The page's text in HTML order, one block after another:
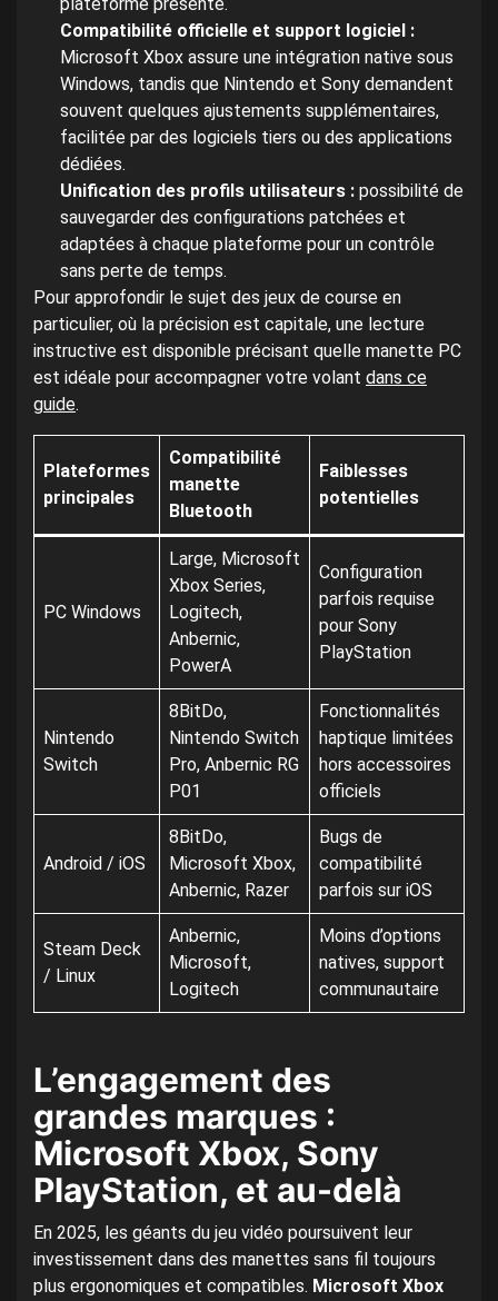
Compatibilité officielle et support logiciel :
Microsoft Xbox assure une intégration native sous
Windows, tandis que Nintendo et Sony demandent
souvent quelques ajustements supplémentaires,
facilitée par des logiciels tiers ou des applications
dédiées.
Unification des profils utilisateurs : possibilité de
sauvegarder des configurations patchées et
adaptées à chaque plateforme pour un contrôle
sans perte de temps.
Pour approfondir le sujet des jeux de course en
particulier, où la précision est capitale, une lecture
instructive est disponible précisant quelle manette PC
est idéale pour accompagner votre volant dans ce
guide.
Plateformes
principales
Compatibilité
manette
Bluetooth
Faiblesses
potentielles
PC Windows
Large, Microsoft
Xbox Series,
Logitech,
Anbernic,
PowerA
Configuration
parfois requise
pour Sony
PlayStation
Nintendo
Switch
8BitDo,
Nintendo Switch
Pro, Anbernic RG
P01
Fonctionnalités
haptique limitées
hors accessoires
officiels
Android / iOS
8BitDo,
Microsoft Xbox,
Anbernic, Razer
Bugs de
compatibilité
parfois sur iOS
Steam Deck
/ Linux
Anbernic,
Microsoft,
Logitech
Moins d’options
natives, support
communautaire
L’engagement des
grandes marques :
Microsoft Xbox, Sony
PlayStation, et au-delà
En 2025, les géants du jeu vidéo poursuivent leur
investissement dans des manettes sans fil toujours
plus ergonomiques et compatibles. Microsoft Xbox